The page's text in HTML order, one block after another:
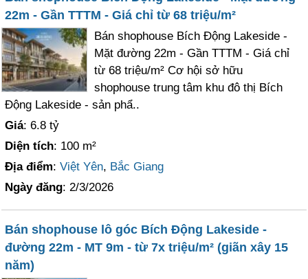
22m - Gần TTTM - Giá chỉ từ 68 triệu/m²
Bán shophouse Bích Động Lakeside -
Mặt đường 22m - Gần TTTM - Giá chỉ
từ 68 triệu/m² Cơ hội sở hữu
shophouse trung tâm khu đô thị Bích
Động Lakeside - sản phẩ..
Giá: 6.8 tỷ
Diện tích: 100 m²
Địa điểm:Việt Yên, Bắc Giang
Ngày đăng: 2/3/2026
Bán shophouse lô góc Bích Động Lakeside -
đường 22m - MT 9m - từ 7x triệu/m² (giãn xây 15
năm)